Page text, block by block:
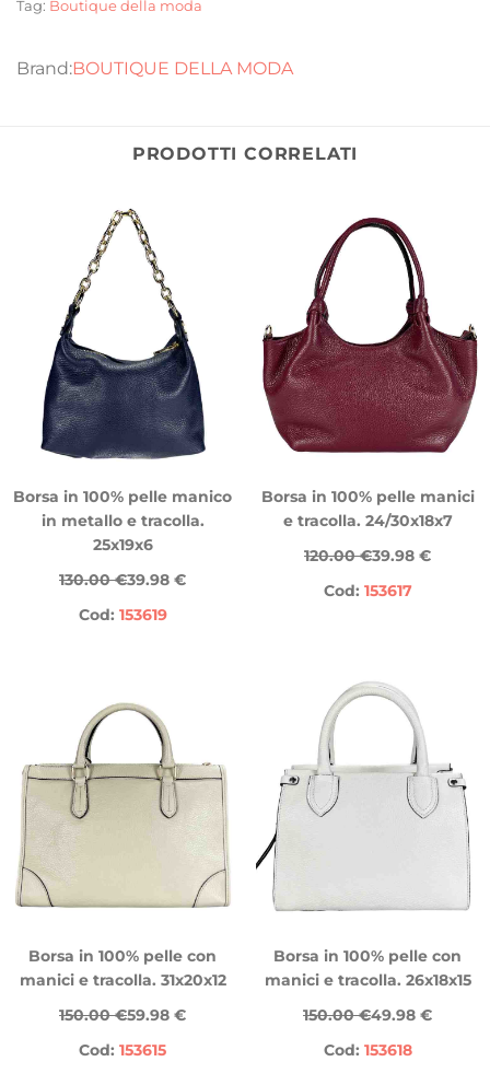
Tag: Boutique della moda
BOUTIQUE DELLA MODA
PRODOTTI CORRELATI
Borsa in 100% pelle manico
in metallo e tracolla.
25x19x6
130.00 €39.98 €
Cod: 153619
Borsa in 100% pelle manici
e tracolla. 24/30x18x7
120.00 €39.98 €
Cod: 153617
Borsa in 100% pelle con
manici e tracolla. 31x20x12
150.00 €59.98 €
Cod: 153615
Borsa in 100% pelle con
manici e tracolla. 26x18x15
150.00 €49.98 €
Cod: 153618